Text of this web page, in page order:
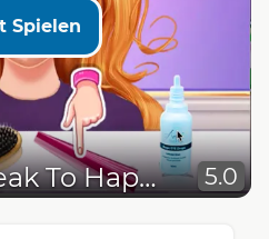
Spielen
From Heart Break To Happiness Love Doctor 5.0